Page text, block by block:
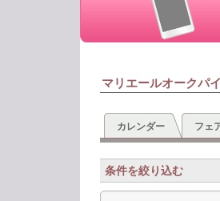
マリエールオークパ
カレンダー フェ
条件を絞り込む